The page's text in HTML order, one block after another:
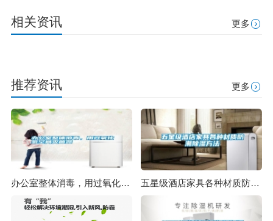
相关资讯 更多
推荐资讯 更多
办公室整体消毒，用过氧化氢空间灭菌器 五星级酒店家具各种材质防潮除湿方法